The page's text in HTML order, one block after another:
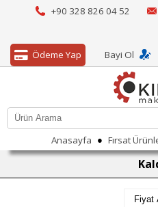
+90 328 826 04 52
Ödeme Yap Bayi Ol
Anasayfa ● Fırsat